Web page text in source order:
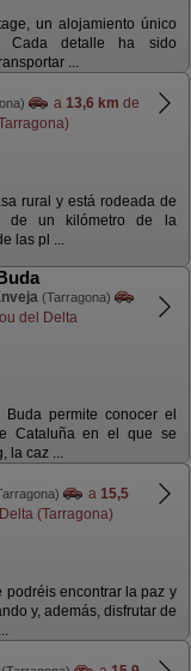
un alojamiento único
Cada detalle ha sido
...
a 13,6 km de
rural y está rodeada de
de un kilómetro de la
las pl ...
(Tarragona)
del Delta
permite conocer el
Cataluña en el que se
la caz ...
a 15,5
(Tarragona)
podréis encontrar la paz y
y, además, disfrutar de